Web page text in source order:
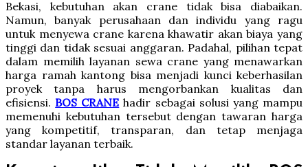
Bekasi, kebutuhan akan crane tidak bisa diabaikan.
Namun, banyak perusahaan dan individu yang ragu
untuk menyewa crane karena khawatir akan biaya yang
tinggi dan tidak sesuai anggaran. Padahal, pilihan tepat
dalam memilih layanan sewa crane yang menawarkan
harga ramah kantong bisa menjadi kunci keberhasilan
proyek tanpa harus mengorbankan kualitas dan
efisiensi.BOS CRANE hadir sebagai solusi yang mampu
memenuhi kebutuhan tersebut dengan tawaran harga
yang kompetitif, transparan, dan tetap menjaga
standar layanan terbaik.